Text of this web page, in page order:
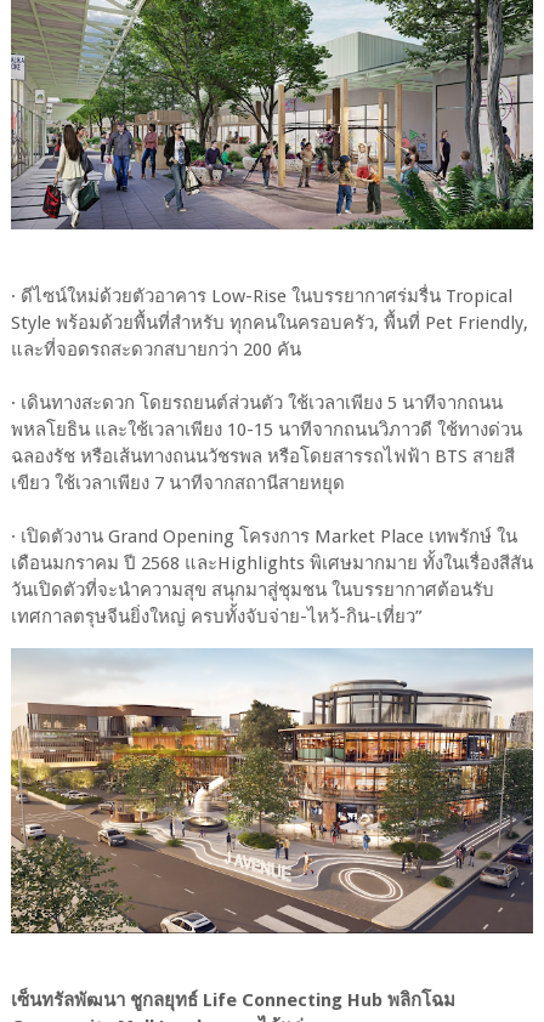
· ดีไซน์ใหม่ด้วยตัวอาคาร Low-Rise ในบรรยากาศร่มรื่น Tropical
Style พร้อมด้วยพื้นที่สำหรับ ทุกคนในครอบครัว, พื้นที่ Pet Friendly,
และที่จอดรถสะดวกสบายกว่า 200 คัน
· เดินทางสะดวก โดยรถยนต์ส่วนตัว ใช้เวลาเพียง 5 นาทีจากถนน
พหลโยธิน และใช้เวลาเพียง 10-15 นาทีจากถนนวิภาวดี ใช้ทางด่วน
ฉลองรัช หรือเส้นทางถนนวัชรพล หรือโดยสารรถไฟฟ้า BTS สายสี
เขียว ใช้เวลาเพียง 7 นาทีจากสถานีสายหยุด
· เปิดตัวงาน Grand Opening โครงการ Market Place เทพรักษ์ ใน
เดือนมกราคม ปี 2568 และHighlights พิเศษมากมาย ทั้งในเรื่องสีสัน
วันเปิดตัวที่จะนำความสุข สนุกมาสู่ชุมชน ในบรรยากาศต้อนรับ
เทศกาลตรุษจีนยิ่งใหญ่ ครบทั้งจับจ่าย-ไหว้-กิน-เที่ยว”
เซ็นทรัลพัฒนา ชูกลยุทธ์ Life Connecting Hub พลิกโฉม